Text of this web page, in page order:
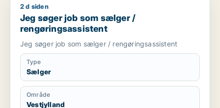
Jeg søger job som sælger / rengøringsassistent
2 d siden
Jeg søger job som sælger /
rengøringsassistent
Jeg søger job som sælger / rengøringsassistent
Type
Sælger
Område
Vestjylland